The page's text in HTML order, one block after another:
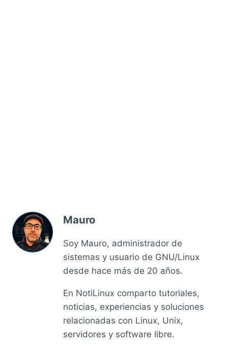
Mauro
Soy Mauro, administrador de
sistemas y usuario de GNU/Linux
desde hace más de 20 años.
En NotiLinux comparto tutoriales,
noticias, experiencias y soluciones
relacionadas con Linux, Unix,
servidores y software libre.